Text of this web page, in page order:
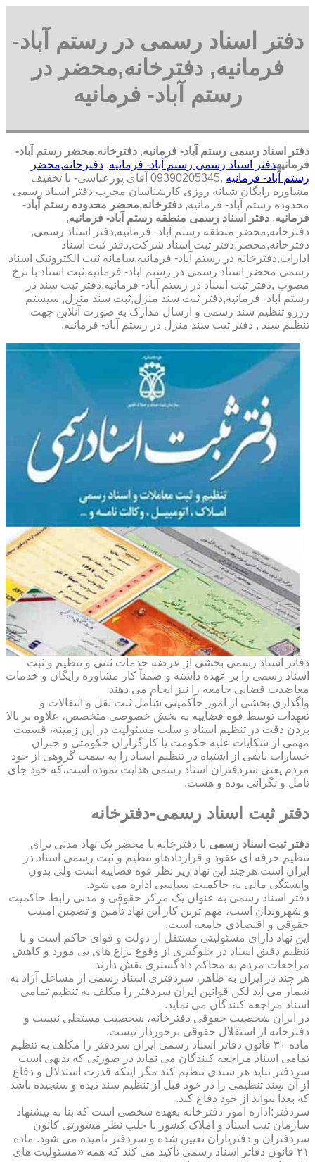
دفتر اسناد رسمی در رستم آباد-
فرمانیه, دفترخانه,محضر در
رستم آباد- فرمانیه
دفتر اسناد رسمی رستم آباد- فرمانیه, دفترخانه,محضر رستم آباد-
فرمانیهدفتر اسناد رسمی رستم آباد- فرمانیه, دفترخانه,محضر
رستم آباد- فرمانیه
,09390205345 آقای پورعباسی- با تخفیف
مشاوره رايگان شبانه روزی کارشناسان مجرب دفتر اسناد رسمی
محدوده رستم آباد- فرمانیه, دفترخانه,محضر محدوده رستم آباد-
فرمانیه, دفتر اسناد رسمی منطقه رستم آباد- فرمانیه,
دفترخانه,محضر منطقه رستم آباد- فرمانیه,دفتر اسناد رسمی,
دفترخانه,محضر,دفتر ثبت اسناد شرکت,دفتر ثبت اسناد
ادارات,دفترخانه در رستم آباد- فرمانیه,سامانه ثبت الکترونیک اسناد
رسمی محضر اسناد رسمی در رستم آباد- فرمانیه,ثبت اسناد با نرخ
مصوب ,دفتر ثبت اسناد در رستم آباد- فرمانیه,دفتر ثبت سند در
رستم آباد- فرمانیه,دفتر ثبت سند منزل,ثبت سند منزل, سیستم
رزرو تنظیم سند رسمی و ارسال مدارک به صورت آنلاین جهت
تنظیم سند , دفتر ثبت سند منزل در رستم آباد- فرمانیه,
دفاتر اسناد رسمی بخشی از عرضه خدمات ثبتی و تنظیم و ثبت
اسناد رسمی را بر عهده داشته و ضمناً کار مشاوره رایگان و خدمات
معاضدت قضایی جامعه را نیز انجام می دهند.
واگذاری بخشی از امور حاکمیتی شامل ثبت نقل و انتقالات و
تعهدات توسط قوه قضاییه به بخش خصوصی متخصص، علاوه بر بالا
بردن دقت در تنظیم اسناد و سلب مسئولیت در این زمینه، قسمت
مهمی از شکایات علیه حکومت یا کارگزاران حکومتی و جبران
خسارات ناشی از اشتباه در تنظیم اسناد را به سمت گروهی از خود
مردم یعنی سردفتران اسناد رسمی هدایت نموده است،که خود جای
تامل و نگرانی بوده و هست.
دفتر ثبت اسناد رسمی-دفترخانه
دفتر ثبت اسناد رسمی یا دفترخانه یا محضر یک نهاد مدنی برای
تنظیم حرفه ای عقود و قراردادهاو تنظیم و ثبت رسمی اسناد در
ایران است.هرچند این نهاد زیر نظر قوه قضاییه است ولی بدون
وابستگی مالی به حاکمیت سیاسی اداره می شود.
دفتر اسناد رسمی به عنوان یک مرکز حقوقی و مدنی رابط حاکمیت
و شهروندان است، مهم ترین کار این نهاد تأمین و تضمین امنیت
حقوقی و اقتصادی جامعه است.
این نهاد دارای مسئولیتی مستقل از دولت و قوای حاکم است و با
تنظیم دقیق اسناد در جلوگیری از وقوع نزاع های بی مورد و کاهش
مراجعات مردم به محاکم دادگستری نقش دارند.
هر چند در ایران به ظاهر، سردفتری اسناد رسمی از مشاغل آزاد به
شمار می آید لکن قوانین ایران سردفتر را مکلف به تنظیم تمامی
اسناد مراجعه کنندگان می نماید.
در ایران شخصیت حقوقی دفترخانه، شخصیت مستقلی نیست و
دفترخانه از استقلال حقوقی برخوردار نیست.
ماده ۳۰ قانون دفاتر اسناد رسمی ایران سردفتر را مکلف به تنظیم
تمامی اسناد مراجعه کنندگان می نماید در صورتی که بدیهی است
سردفتر نباید هر سندی تنظیم کند مگر اینکه قدرت استدلال و دفاع
از آن سند تنظیمی را در خود قبل از تنظیم سند دیده و سنجیده باشد
که بعداً بتواند از خود دفاع کند.
سردفتر:اداره امور دفترخانه بعهده شخصی است که بنا به پیشنهاد
سازمان ثبت اسناد و املاک کشور با جلب نظر مشورتی کانون
سردفتران و دفتریاران تعیین شده و سردفتر نامیده می شود. ماده
۲۱ قانون دفاتر اسناد رسمی تأکید می کند که همه «مسئولیت های